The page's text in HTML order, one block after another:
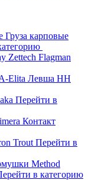
Груза карповые
Zettech Flagman
Elita Левша НН
Перейти в
Контакт
Trout Перейти в
Method
в категорию